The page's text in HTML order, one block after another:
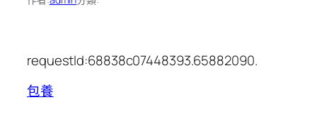
requestId:68838c07448393.65882090.
包養